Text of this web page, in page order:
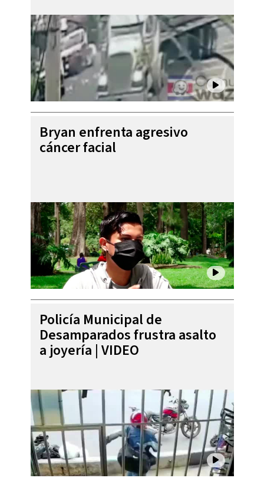
Bryan enfrenta agresivo
cáncer facial
Policía Municipal de
Desamparados frustra asalto
a joyería | VIDEO